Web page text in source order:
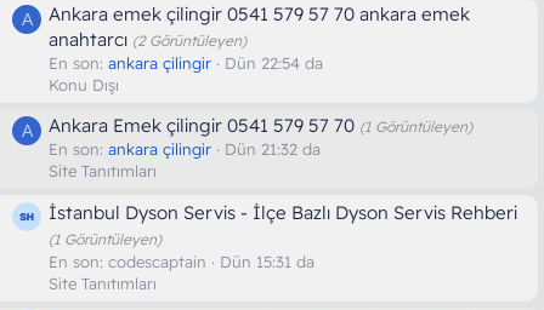
A
Ankara emek çilingir 0541 579 57 70 ankara emek
anahtarcı (2 Görüntüleyen)
En son: ankara çilingir
Dün 22:54 da
Konu Dışı
A Ankara Emek çilingir 0541 579 57 70 (1 Görüntüleyen)
En son: ankara çilingir
Dün 21:32 da
Site Tanıtımları
İstanbul Dyson Servis - İlçe Bazlı Dyson Servis Rehberi
(1 Görüntüleyen)
En son: codescaptain
Dün 15:31 da
Site Tanıtımları